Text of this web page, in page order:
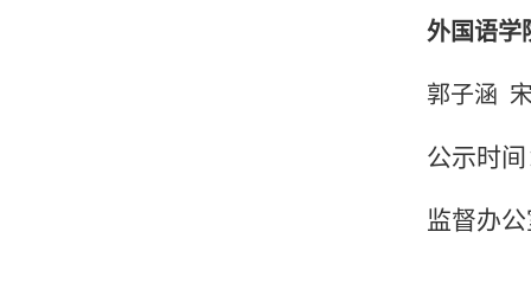
外国语学
郭子涵
公示时
监督办